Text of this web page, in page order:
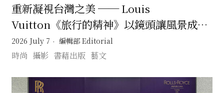
重新凝視台灣之美 ── Louis
Vuitton《旅行的精神》以鏡頭讓風景成為
記憶的旅行
2026 July 7 編輯部 Editorial
時尚 攝影 書藉出版 藝文